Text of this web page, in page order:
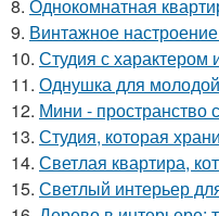
8. Однокомнатная
9. Винтажное
10. Студия с характером
11. Однушка для
12. Мини - пространство
13. Студия, которая
14. Светлая квартира,
15. Светлый интерьер